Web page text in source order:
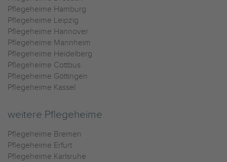
Pflegeheime Hamburg
Pflegeheime Leipzig
Pflegeheime Hannover
Pflegeheime Mannheim
Pflegeheime Heidelberg
Pflegeheime Cottbus
Pflegeheime Göttingen
Pflegeheime Kassel
weitere Pflegeheime
Pflegeheime Bremen
Pflegeheime Erfurt
Pflegeheime Karlsruhe